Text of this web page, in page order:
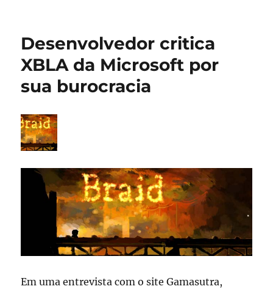
Desenvolvedor critica
XBLA da Microsoft por
sua burocracia
Em uma entrevista com o site Gamasutra,